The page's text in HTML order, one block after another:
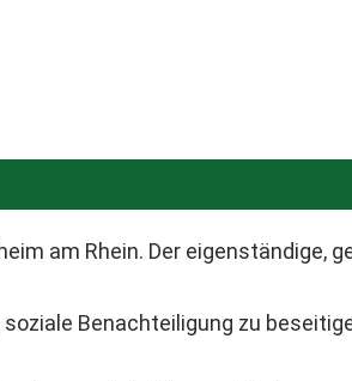
am Rhein. Der eigenständige,
Benachteiligung zu